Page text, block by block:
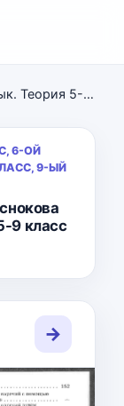
В.В. Бабайцева, Л.Д. Чеснокова Русский язык. Теория 5-9 класс
6-ОЙ
9-ЫЙ
9 класс
→